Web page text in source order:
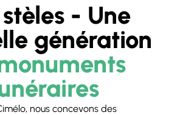
- Une
génération
nous concevons des